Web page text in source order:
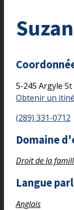
5-245 Argyle St
Obtenir un
(289) 331-0712
Domaine
Droit de la
Langue
Anglais